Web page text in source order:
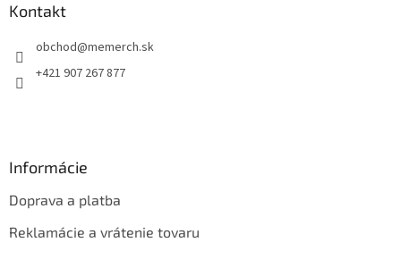
Kontakt
obchod@memerch.sk
+421 907 267 877
Informácie
Doprava a platba
Reklamácie a vrátenie tovaru